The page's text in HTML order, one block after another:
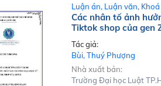
Luận án, Luận văn,
Các nhân tố ảnh
Tiktok shop của gen
Tác giả:
Bùi, Thuý Phượng
Nhà xuất bản:
Trường Đại học Luật